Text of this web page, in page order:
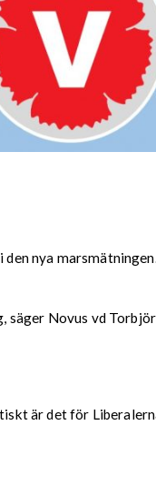
nya
Novus vd
är det för